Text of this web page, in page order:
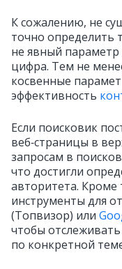
К сожалению, не
точно определить
не явный параметр
цифра. Тем не
косвенные
эффективность
Если поисковик
веб‑страницы в
запросам в
что достигли
авторитета. Кроме
инструменты для
(Топвизор) или
чтобы
по конкретной